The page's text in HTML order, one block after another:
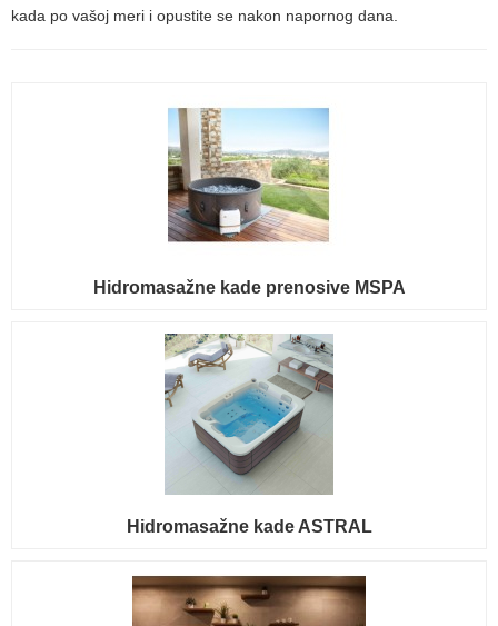
kada po vašoj meri i opustite se nakon napornog dana.
Hidromasažne kade prenosive MSPA
Hidromasažne kade ASTRAL